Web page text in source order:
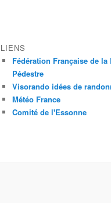
LIENS
Fédération Française de la
Pédestre
Visorando idées de
Météo France
Comité de l'Essonne